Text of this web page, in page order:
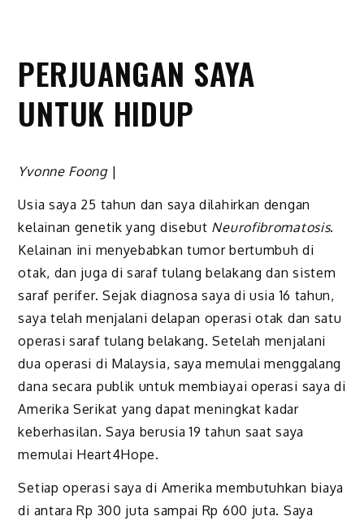
PERJUANGAN SAYA
UNTUK HIDUP
Yvonne Foong |
Usia saya 25 tahun dan saya dilahirkan dengan
kelainan genetik yang disebut Neurofibromatosis.
Kelainan ini menyebabkan tumor bertumbuh di
otak, dan juga di saraf tulang belakang dan sistem
saraf perifer. Sejak diagnosa saya di usia 16 tahun,
saya telah menjalani delapan operasi otak dan satu
operasi saraf tulang belakang. Setelah menjalani
dua operasi di Malaysia, saya memulai menggalang
dana secara publik untuk membiayai operasi saya di
Amerika Serikat yang dapat meningkat kadar
keberhasilan. Saya berusia 19 tahun saat saya
memulai Heart4Hope.
Setiap operasi saya di Amerika membutuhkan biaya
di antara Rp 300 juta sampai Rp 600 juta. Saya